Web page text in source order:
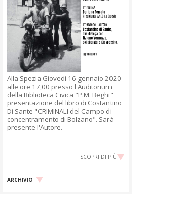
Alla Spezia Giovedi 16 gennaio 2020
alle ore 17,00 presso l'Auditorium
della Biblioteca Civica "P.M. Beghi"
presentazione del libro di Costantino
Di Sante "CRIMINALI del Campo di
concentramento di Bolzano". Sarà
presente l'Autore.
SCOPRI DI PIÙ
ARCHIVIO